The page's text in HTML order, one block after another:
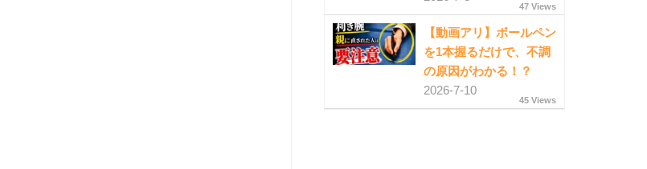
47 Views
【動画アリ】ボールペン
を1本握るだけで、不調
の原因がわかる！？
2026-7-10
45 Views